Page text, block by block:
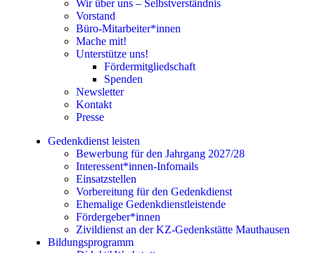
Wir über uns – Selbstverständnis
Vorstand
Büro-Mitarbeiter*innen
Mache mit!
Unterstütze uns!
Fördermitgliedschaft
Spenden
Newsletter
Kontakt
Presse
Gedenkdienst leisten
Bewerbung für den Jahrgang 2027/28
Interessent*innen-Infomails
Einsatzstellen
Vorbereitung für den Gedenkdienst
Ehemalige Gedenkdienstleistende
Fördergeber*innen
Zivildienst an der KZ-Gedenkstätte Mauthausen
Bildungsprogramm